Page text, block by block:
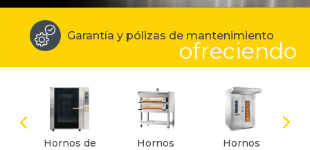
Más de 80 años
deexperiencia
ofreciendo
panadería
Tecnología PREMIUM
Academia Europan
Servicio técnico los365 días del año
Garantía y pólizas de mantenimiento
Hornos de
Hornos
Hornos